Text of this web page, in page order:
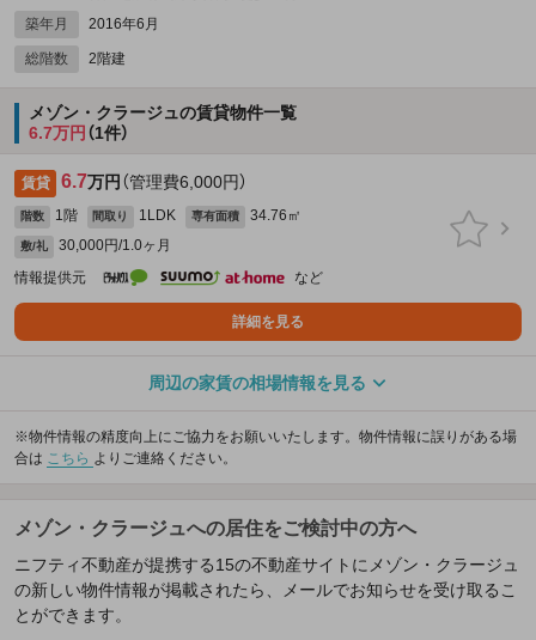
築年月
2016年6月
総階数 2階建
メゾン・クラージュの賃貸物件一覧
6.7万円 （1件）
賃貸 6.7万円 （管理費6,000円）
階数 1階 間取り 1LDK 専有面積 34.76㎡
敷/礼
30,000円/1.0ヶ月
情報提供元
など
詳細を見る
周辺の家賃の相場情報を見る
※物件情報の精度向上にご協力をお願いいたします。物件情報に誤りがある場
合は こちら よりご連絡ください。
メゾン・クラージュへの居住をご検討中の方へ
ニフティ不動産が提携する15の不動産サイトにメゾン・クラージュ
の新しい物件情報が掲載されたら、メールでお知らせを受け取るこ
とができます。